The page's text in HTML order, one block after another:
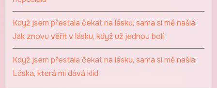
Když jsem přestala čekat na lásku, sama si mě našla:
Jak znovu věřit v lásku, když už jednou bolí
Když jsem přestala čekat na lásku, sama si mě našla:
Láska, která mi dává klid